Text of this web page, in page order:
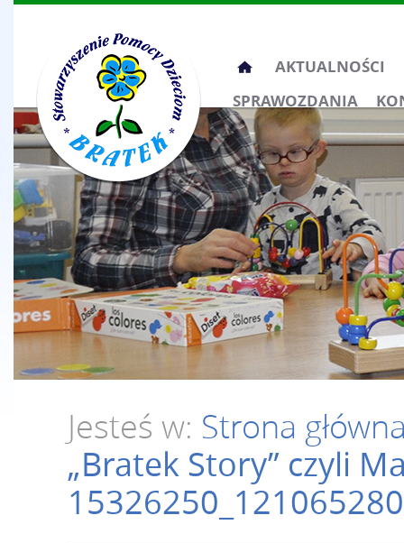
Przeskocz
do
treści
AKTUALNOŚCI
SPRAWOZDANIA
Jesteś w: Strona
„Bratek Story” czyli